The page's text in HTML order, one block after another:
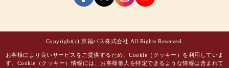
Copyright(c) 京福バス株式会社 All Rights Reserved.
お客様により良いサービスをご提供するため、Cookie（クッキー）を利用していま
す。Cookie（クッキー）情報には、お客様個人を特定できるような情報は含まれて